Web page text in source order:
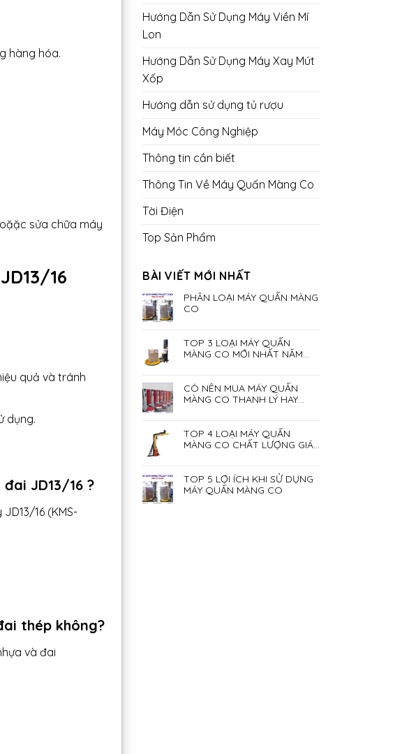
hàng hóa.
sửa chữa máy
16
quả và tránh
dụng.
JD13/16 ?
16 (KMS-
thép không?
và đai
Hướng Dẫn Sử Dụng Máy Viền Mí
Lon
Hướng Dẫn Sử Dụng Máy Xay Mút
Xốp
Hướng dẫn sử dụng tủ rượu
Máy Móc Công Nghiệp
Thông tin cần biết
Thông Tin Về Máy Quấn Màng Co
Tời Điện
Top Sản Phẩm
BÀI VIẾT MỚI NHẤT
PHÂN LOẠI MÁY QUẤN MÀNG
CO
TOP 3 LOẠI MÁY QUẤN
MÀNG CO MỚI NHẤT NĂM
CÓ NÊN MUA MÁY QUẤN
MÀNG CO THANH LÝ HAY
TOP 4 LOẠI MÁY QUẤN
MÀNG CO CHẤT LƯỢNG GIÁ
TOP 5 LỢI ÍCH KHI SỬ DỤNG
MÁY QUẤN MÀNG CO